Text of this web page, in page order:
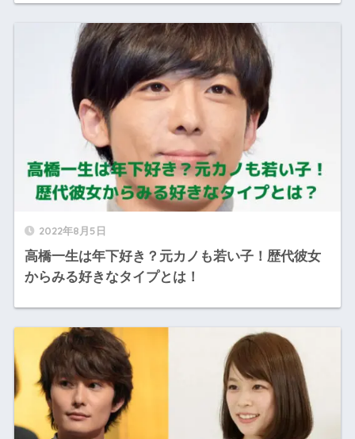
2022年8月5日
高橋一生は年下好き？元カノも若い子！歴代彼女
からみる好きなタイプとは！